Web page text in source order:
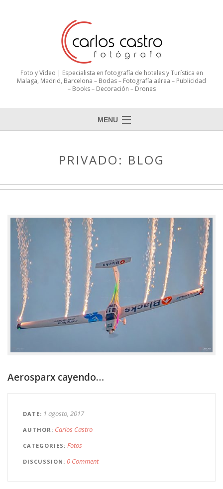
Foto y Vídeo | Especialista en fotografía de hoteles y Turística en
Malaga, Madrid, Barcelona – Bodas – Fotografía aérea – Publicidad
– Books – Decoración – Drones
MENU
PRIVADO: BLOG
Aerosparx cayendo…
DATE 1 agosto, 2017
AUTHOR Carlos Castro
CATEGORIES Fotos
DISCUSSION 0 Comment